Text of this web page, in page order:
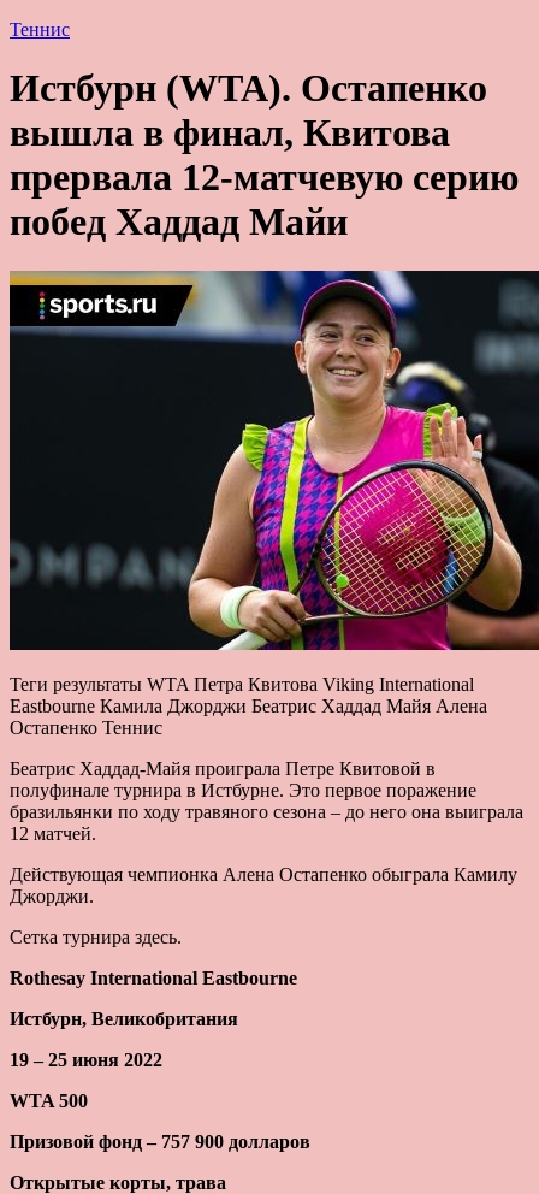
Теннис
Истбурн (WTA). Остапенко
вышла в финал, Квитова
прервала 12-матчевую серию
побед Хаддад Майи
Теги результаты WTA Петра Квитова Viking International
Eastbourne Камила Джорджи Беатрис Хаддад Майя Алена
Остапенко Теннис
Беатрис Хаддад-Майя проиграла Петре Квитовой в
полуфинале турнира в Истбурне. Это первое поражение
бразильянки по ходу травяного сезона – до него она выиграла
12 матчей.
Действующая чемпионка Алена Остапенко обыграла Камилу
Джорджи.
Сетка турнира здесь.
Rothesay International Eastbourne
Истбурн, Великобритания
19 – 25 июня 2022
WTA 500
Призовой фонд – 757 900 долларов
Открытые корты, трава